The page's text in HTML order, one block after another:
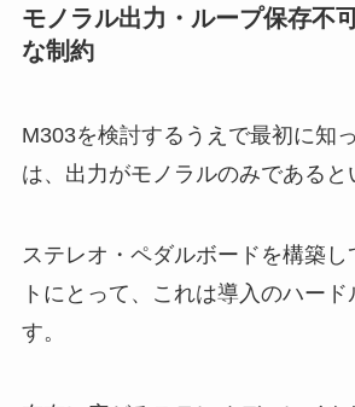
モノラル出力・ループ保存不
な制約
M303を検討するうえで最初に知
は、出力がモノラルのみであると
ステレオ・ペダルボードを構築し
トにとって、これは導入のハード
す。